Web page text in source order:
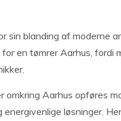
sin blanding af moderne
en tømrer Aarhus, fordi
omkring Aarhus opføres
løsninger.